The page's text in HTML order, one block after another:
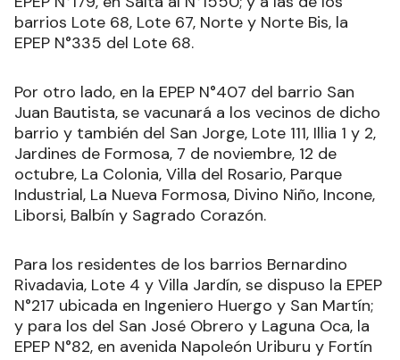
barrios Lote 68, Lote 67, Norte y Norte Bis, la
EPEP N°335 del Lote 68.
Por otro lado, en la EPEP N°407 del barrio San
Juan Bautista, se vacunará a los vecinos de dicho
barrio y también del San Jorge, Lote 111, Illia 1 y 2,
Jardines de Formosa, 7 de noviembre, 12 de
octubre, La Colonia, Villa del Rosario, Parque
Industrial, La Nueva Formosa, Divino Niño, Incone,
Liborsi, Balbín y Sagrado Corazón.
Para los residentes de los barrios Bernardino
Rivadavia, Lote 4 y Villa Jardín, se dispuso la EPEP
N°217 ubicada en Ingeniero Huergo y San Martín;
y para los del San José Obrero y Laguna Oca, la
EPEP N°82, en avenida Napoleón Uriburu y Fortín